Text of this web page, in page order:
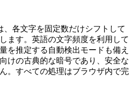
、各文字を固定数だけシフトして
ます。英語の文字頻度を利用して
を推定する自動検出モードも備え
けの古典的な暗号であり、安全な
。すべての処理はブラウザ内で完